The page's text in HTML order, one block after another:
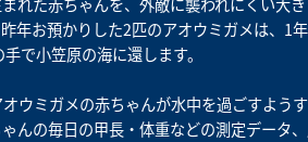
れた赤ちゃんを、外敵に襲われにくい大
年お預かりした2匹のアオウミガメは、1
で小笠原の海に還します。
オウミガメの赤ちゃんが水中を過ごすよう
んの毎日の甲長・体重などの測定データ